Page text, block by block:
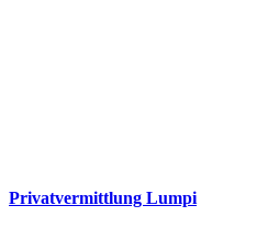
Privatvermittlung Lumpi